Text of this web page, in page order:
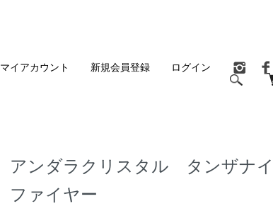
マイアカウント 新規会員登録 ログイン
アンダラクリスタル タンザナ
ファイヤー